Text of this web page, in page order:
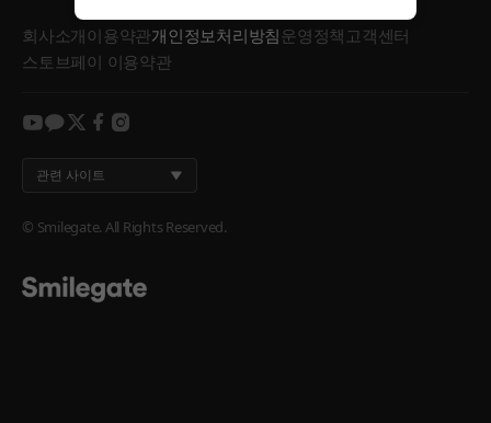
회사소개이용약관개인정보처리방침운영정책 고객센터
스토브페이 이용약관
youtube
kakaotwitterfacebook
instagram
관련 사이트
© Smilegate. All Rights Reserved.